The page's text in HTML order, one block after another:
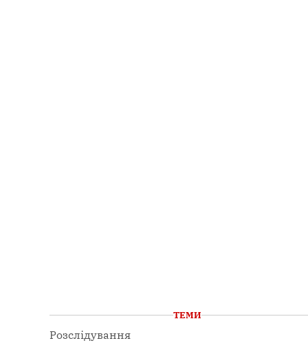
ТЕМИ
Розслідування